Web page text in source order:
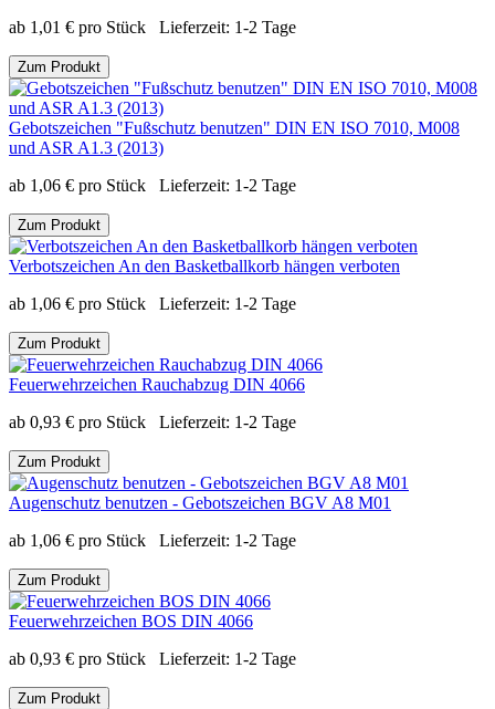
ab 1,01 € pro Stück Lieferzeit: 1-2 Tage
Zum Produkt
Gebotszeichen "Fußschutz benutzen" DIN EN ISO 7010, M008
und ASR A1.3 (2013)
ab 1,06 € pro Stück Lieferzeit: 1-2 Tage
Zum Produkt
Verbotszeichen An den Basketballkorb hängen verboten
ab 1,06 € pro Stück Lieferzeit: 1-2 Tage
Zum Produkt
Feuerwehrzeichen Rauchabzug DIN 4066
ab 0,93 € pro Stück Lieferzeit: 1-2 Tage
Zum Produkt
Augenschutz benutzen - Gebotszeichen BGV A8 M01
ab 1,06 € pro Stück Lieferzeit: 1-2 Tage
Zum Produkt
Feuerwehrzeichen BOS DIN 4066
ab 0,93 € pro Stück Lieferzeit: 1-2 Tage
Zum Produkt